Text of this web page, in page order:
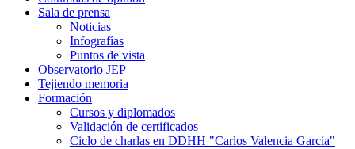
Sala de prensa
Noticias
Infografías
Puntos de vista
Observatorio JEP
Tejiendo memoria
Formación
Cursos y diplomados
Validación de certificados
Ciclo de charlas en DDHH "Carlos Valencia García"